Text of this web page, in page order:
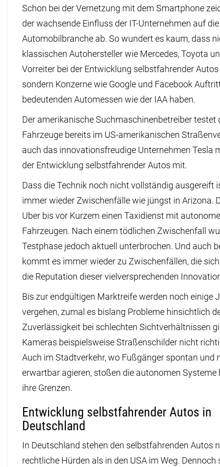
Schon bei der Vernetzung mit dem Smartphone
der wachsende Einfluss der IT-Unternehmen auf die
Automobilbranche ab. So wundert es kaum, dass
klassischen Autohersteller wie Mercedes, Toyota
Vorreiter bei der Entwicklung selbstfahrender Autos
sondern Konzerne wie Google und Facebook
bedeutenden Automessen wie der IAA haben.
Der amerikanische Suchmaschinenbetreiber testet
Fahrzeuge bereits im US-amerikanischen
auch das innovationsfreudige Unternehmen Tesla
der Entwicklung selbstfahrender Autos mit.
Dass die Technik noch nicht vollständig ausgereift
immer wieder Zwischenfälle wie jüngst in Arizona.
Uber bis vor Kurzem einen Taxidienst mit
Fahrzeugen. Nach einem tödlichen Zwischenfall
Testphase jedoch aktuell unterbrochen. Und auch
kommt es immer wieder zu Zwischenfällen, die
die Reputation dieser vielversprechenden
Bis zur endgültigen Marktreife werden noch einige
vergehen, zumal es bislang Probleme hinsichtlich
Zuverlässigkeit bei schlechten Sichtverhältnissen
Kameras beispielsweise Straßenschilder nicht
Auch im Stadtverkehr, wo Fußgänger spontan und
erwartbar agieren, stoßen die autonomen Systeme
ihre Grenzen.
Entwicklung selbstfahrender Autos in
Deutschland
In Deutschland stehen den selbstfahrenden Autos
rechtliche Hürden als in den USA im Weg. Dennoch